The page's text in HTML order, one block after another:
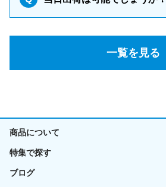
一覧を見る
商品について
特集で探す
ブログ